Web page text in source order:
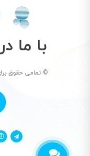
با ما
© تمامی حقوق برای ferroalloyasn.com محفوظ است.